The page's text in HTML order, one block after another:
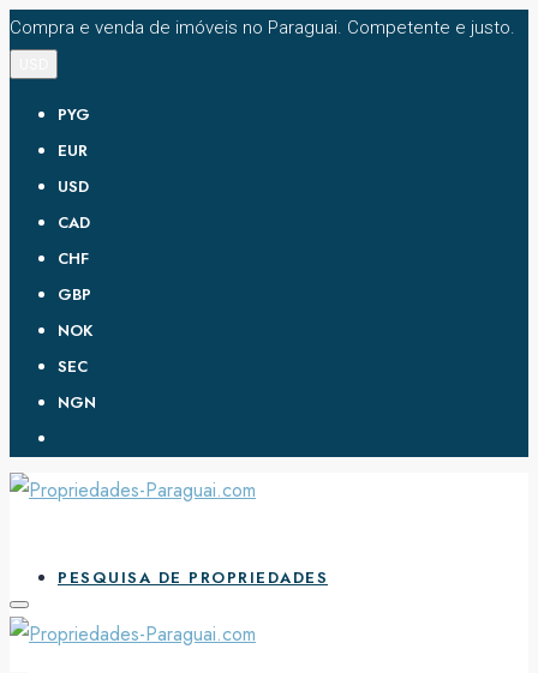
Compra e venda de imóveis no Paraguai. Competente e justo.
PYG
EUR
USD
CAD
CHF
GBP
NOK
SEC
NGN
PESQUISA DE PROPRIEDADES